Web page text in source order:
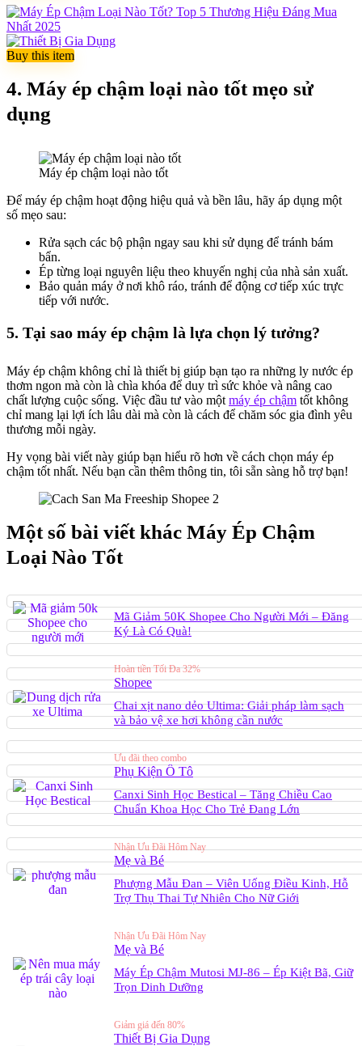
Buy this item
4. Máy ép chậm loại nào tốt mẹo sử
dụng
Máy ép chậm loại nào tốt
Để máy ép chậm hoạt động hiệu quả và bền lâu, hãy áp dụng một
số mẹo sau:
Rửa sạch các bộ phận ngay sau khi sử dụng để tránh bám
bẩn.
Ép từng loại nguyên liệu theo khuyến nghị của nhà sản xuất.
Bảo quản máy ở nơi khô ráo, tránh để động cơ tiếp xúc trực
tiếp với nước.
5. Tại sao máy ép chậm là lựa chọn lý tưởng?
Máy ép chậm không chỉ là thiết bị giúp bạn tạo ra những ly nước ép
thơm ngon mà còn là chìa khóa để duy trì sức khỏe và nâng cao
chất lượng cuộc sống. Việc đầu tư vào một máy ép chậm tốt không
chỉ mang lại lợi ích lâu dài mà còn là cách để chăm sóc gia đình yêu
thương mỗi ngày.
Hy vọng bài viết này giúp bạn hiểu rõ hơn về cách chọn máy ép
chậm tốt nhất. Nếu bạn cần thêm thông tin, tôi sẵn sàng hỗ trợ bạn!
Một số bài viết khác Máy Ép Chậm
Loại Nào Tốt
Mã Giảm 50K Shopee Cho Người Mới – Đăng
Ký Là Có Quà!
Hoàn tiền Tối Đa 32%
Shopee
Chai xịt nano dẻo Ultima: Giải pháp làm sạch
và bảo vệ xe hơi không cần nước
Ưu đãi theo combo
Phụ Kiện Ô Tô
Canxi Sinh Học Bestical – Tăng Chiều Cao
Chuẩn Khoa Học Cho Trẻ Đang Lớn
Nhận Ưu Đãi Hôm Nay
Mẹ và Bé
Phượng Mẫu Đan – Viên Uống Điều Kinh, Hỗ
Trợ Thụ Thai Tự Nhiên Cho Nữ Giới
Nhận Ưu Đãi Hôm Nay
Mẹ và Bé
Máy Ép Chậm Mutosi MJ-86 – Ép Kiệt Bã, Giữ
Trọn Dinh Dưỡng
Giảm giá đến 80%
Thiết Bị Gia Dụng